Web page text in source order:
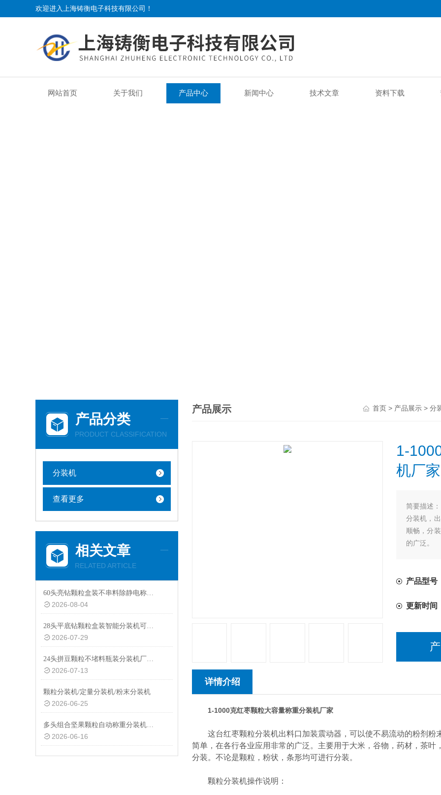
欢迎进入上海铸衡电子科技有限公司！
网站首页 关于我们 产品中心 新闻中心 技术文章 资料下载
产品分类
PRODUCT CLASSIFICATION
分装机
查看更多
相关文章
RELATED ARTICLE
60头亮钻颗粒盒装不串料除静电称重分装机非标定制
2026-08-04
28头平底钻颗粒盒装智能分装机可替换瓶装模具
2026-07-29
24头拼豆颗粒不堵料瓶装分装机厂家热推
2026-07-13
颗粒分装机/定量分装机/粉末分装机
2026-06-25
多头组合坚果颗粒自动称重分装机厂家定制
2026-06-16
产品展示 首页 > 产品展示 > 分
1-
机厂家
简要描述：
分装机，
顺畅，分
的广泛。
产品型号
更新时间
详情介绍
1-1000克红枣颗粒大容量称重分装机厂家
这台红枣颗粒分装机出料口加装震动器，可以使不易流动的粉剂粉
简单，在各行各业应用非常的广泛。主要用于大米，谷物，药材，茶
分装。不论是颗粒，粉状，条形均可进行分装。
颗粒分装机操作说明：